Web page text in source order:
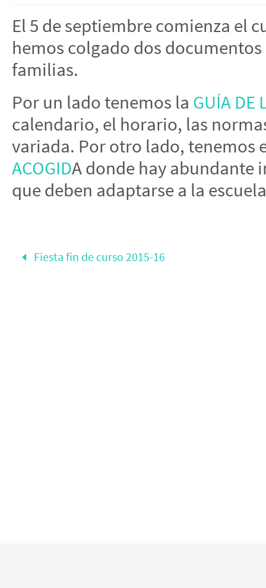
El 5 de septiembre comienza el
hemos colgado dos
familias.
Por un lado tenemos la GUÍA DE
calendario, el horario, las
variada. Por otro lado, tenemos
ACOGIDA donde hay abundante
que deben adaptarse a la
Fiesta fin de curso 2015-16